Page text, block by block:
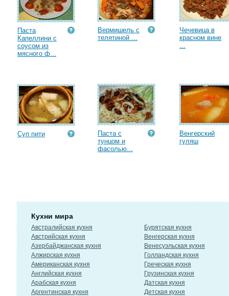
Паста
Капеллини с
соусом из
мясного ф...
Вермишель с
телятиной ...
Чечевица в
красном вине
...
Суп пити
Паста с
тунцом и
фасолью...
Венгерский
гуляш
Кухни мира
Австралийская кухня
Австрийская кухня
Азербайджанская кухня
Алжирская кухня
Американская кухня
Английская кухня
Арабская кухня
Аргентинская кухня
Бурятская кухня
Венгерская кухня
Венесуэльская кухня
Голландская кухня
Греческая кухня
Грузинская кухня
Датская кухня
Детская кухня